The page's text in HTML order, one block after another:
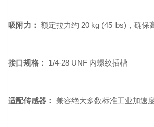
吸附力： 额定拉力约 20 kg (45 lbs)，确保
接口规格： 1/4-28 UNF 内螺纹插槽
适配传感器： 兼容绝大多数标准工业加速